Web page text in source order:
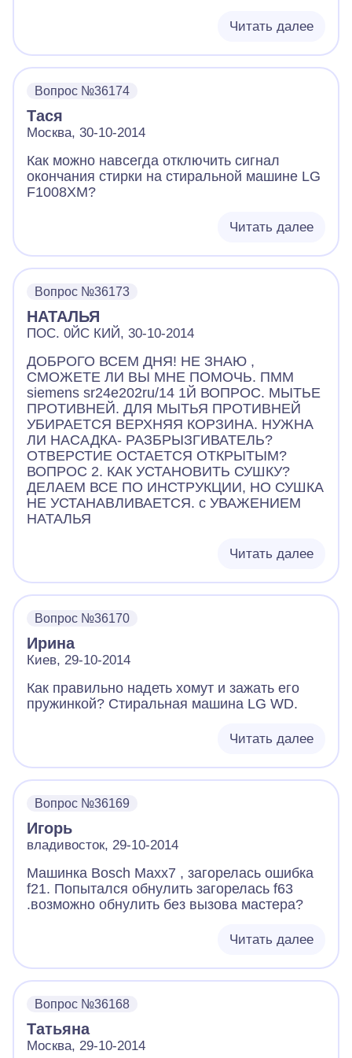
Читать далее
Вопрос №36174
Тася
Москва, 30-10-2014
Как можно навсегда отключить сигнал
окончания стирки на стиральной машине LG
F1008XM?
Читать далее
Вопрос №36173
НАТАЛЬЯ
ПОС. 0ЙС КИЙ, 30-10-2014
ДОБРОГО ВСЕМ ДНЯ! НЕ ЗНАЮ ,
СМОЖЕТЕ ЛИ ВЫ МНЕ ПОМОЧЬ. ПММ
siemens sr24e202ru/14 1Й ВОПРОС. МЫТЬЕ
ПРОТИВНЕЙ. ДЛЯ МЫТЬЯ ПРОТИВНЕЙ
УБИРАЕТСЯ ВЕРХНЯЯ КОРЗИНА. НУЖНА
ЛИ НАСАДКА- РАЗБРЫЗГИВАТЕЛЬ?
ОТВЕРСТИЕ ОСТАЕТСЯ ОТКРЫТЫМ?
ВОПРОС 2. КАК УСТАНОВИТЬ СУШКУ?
ДЕЛАЕМ ВСЕ ПО ИНСТРУКЦИИ, НО СУШКА
НЕ УСТАНАВЛИВАЕТСЯ. с УВАЖЕНИЕМ
НАТАЛЬЯ
Читать далее
Вопрос №36170
Ирина
Киев, 29-10-2014
Как правильно надеть хомут и зажать его
пружинкой? Стиральная машина LG WD.
Читать далее
Вопрос №36169
Игорь
владивосток, 29-10-2014
Машинка Bosch Maxx7 , загорелась ошибка
f21. Попытался обнулить загорелась f63
.возможно обнулить без вызова мастера?
Читать далее
Вопрос №36168
Татьяна
Москва, 29-10-2014